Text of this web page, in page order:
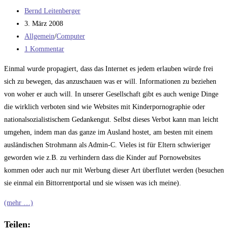
Beitrags-
Autor:
Bernd Leitenberger
Beitrag
veröffentlicht:
3. März 2008
Beitrags-
Kategorie:
Allgemein/Computer
Beitrags-
1 Kommentar
Einmal wurde propagiert, dass das Internet es jedem erlauben würde frei
sich zu bewegen, das anzuschauen was er will. Informationen zu beziehen
von woher er auch will. In unserer Gesellschaft gibt es auch wenige Dinge
die wirklich verboten sind wie Websites mit Kinderpornographie oder
nationalsozialistischem Gedankengut. Selbst dieses Verbot kann man leicht
umgehen, indem man das ganze im Ausland hostet, am besten mit einem
ausländischen Strohmann als Admin-C. Vieles ist für Eltern schwieriger
geworden wie z.B. zu verhindern dass die Kinder auf Pornowebsites
kommen oder auch nur mit Werbung dieser Art überflutet werden (besuchen
sie einmal ein Bittorrentportal und sie wissen was ich meine).
(mehr …)
Teilen: